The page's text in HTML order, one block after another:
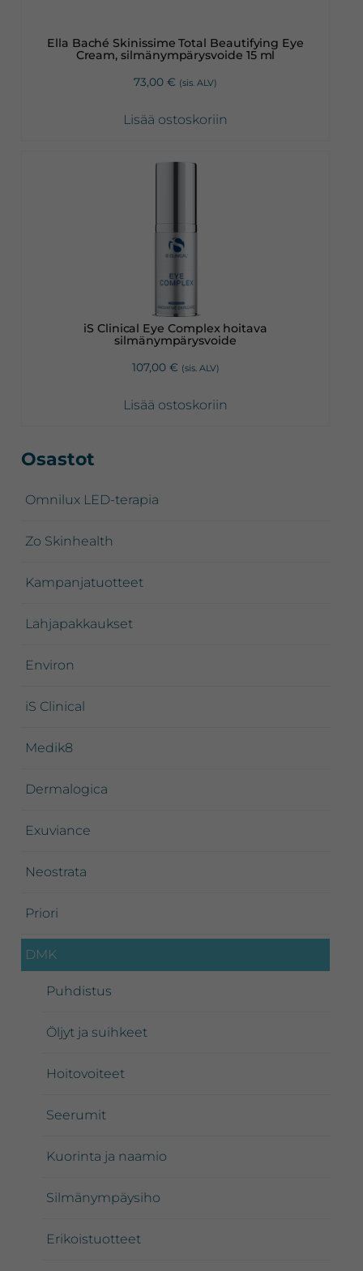
Ella Baché Skinissime Total Beautifying Eye
Cream, silmänympärysvoide 15 ml
73,00 € (sis. ALV)
Lisää ostoskoriin
iS Clinical Eye Complex hoitava
silmänympärysvoide
107,00 € (sis. ALV)
Lisää ostoskoriin
Ensisijainen
Osastot
Omnilux LED-terapia
Zo Skinhealth
Kampanjatuotteet
Lahjapakkaukset
Environ
iS Clinical
Medik8
Dermalogica
Exuviance
Neostrata
Priori
DMK
Puhdistus
Öljyt ja suihkeet
Hoitovoiteet
Seerumit
Kuorinta ja naamio
Silmänympäysiho
Erikoistuotteet